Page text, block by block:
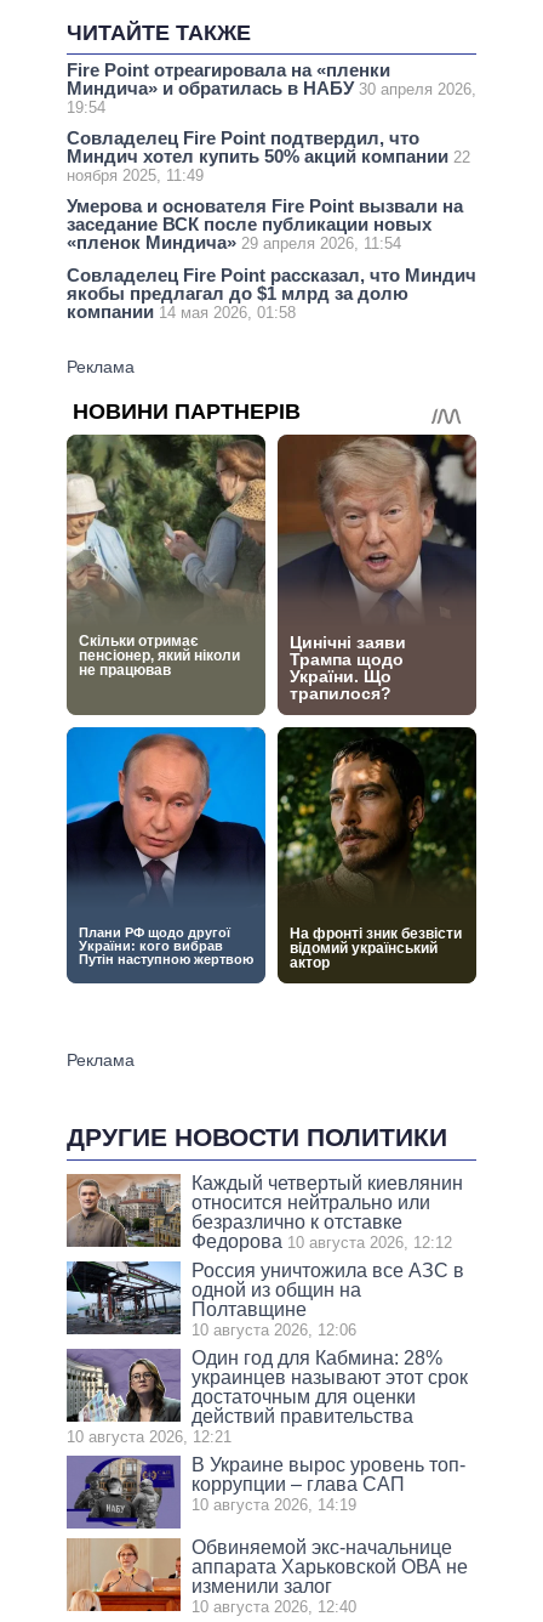
ЧИТАЙТЕ ТАКЖЕ
Fire Point отреагировала на «пленки
Миндича» и обратилась в НАБУ 30 апреля 2026,
19:54
Совладелец Fire Point подтвердил, что
Миндич хотел купить 50% акций компании 22
ноября 2025, 11:49
Умерова и основателя Fire Point вызвали на
заседание ВСК после публикации новых
«пленок Миндича» 29 апреля 2026, 11:54
Совладелец Fire Point рассказал, что Миндич
якобы предлагал до $1 млрд за долю
компании 14 мая 2026, 01:58
ДРУГИЕ НОВОСТИ ПОЛИТИКИ
Каждый четвертый киевлянин
относится нейтрально или
безразлично к отставке
Федорова 10 августа 2026, 12:12
Россия уничтожила все АЗС в
одной из общин на
Полтавщине
10 августа 2026, 12:06
Один год для Кабмина: 28%
украинцев называют этот срок
достаточным для оценки
действий правительства
10 августа 2026, 12:21
В Украине вырос уровень топ-
коррупции – глава САП
10 августа 2026, 14:19
Обвиняемой экс-начальнице
аппарата Харьковской ОВА не
изменили залог
10 августа 2026, 12:40